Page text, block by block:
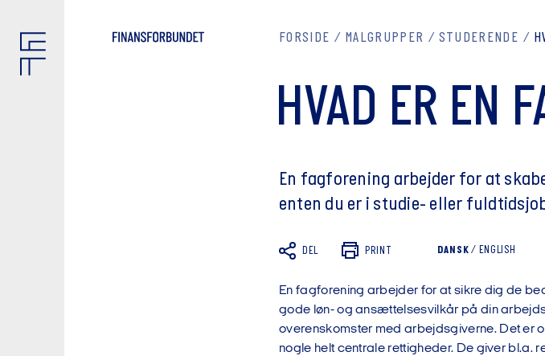
FORSIDE MÅLGRUPPER STUDERENDE
HVAD ER EN
En fagforening arbejder for at
enten du er i studie- eller
DEL PRINT DANSK / ENGLISH
En fagforening arbejder for at sikre dig de
gode løn- og ansættelsesvilkår på din
overenskomster med arbejdsgiverne. Det er
nogle helt centrale rettigheder. De giver bl.a.